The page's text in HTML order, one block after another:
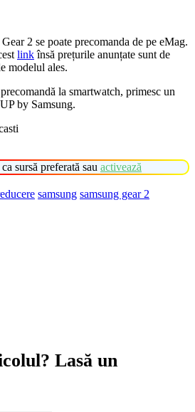
2 se poate precomanda de pe eMag.
linkînsă prețurile anunțate sunt de
modelul ales.
la smartwatch, primesc un
by Samsung.
ca sursă preferată sau activează
samsung samsung gear 2
Lasă un